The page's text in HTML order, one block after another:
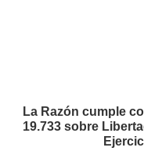
La Razón cumple
19.733 sobre